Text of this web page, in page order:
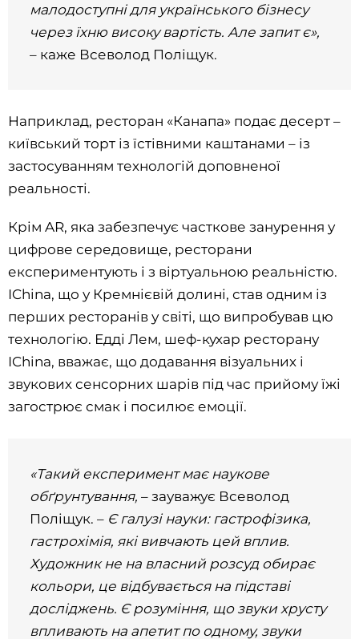
малодоступні для українського бізнесу
через їхню високу вартість. Але запит є»,
– каже Всеволод Поліщук.
Наприклад, ресторан «Канапа» подає десерт –
київський торт із їстівними каштанами – із
застосуванням технологій доповненої
реальності.
Крім AR, яка забезпечує часткове занурення у
цифрове середовище, ресторани
експериментують і з віртуальною реальністю.
IChina, що у Кремнієвій долині, став одним із
перших ресторанів у світі, що випробував цю
технологію. Едді Лем, шеф-кухар ресторану
IChina, вважає, що додавання візуальних і
звукових сенсорних шарів під час прийому їжі
загострює смак і посилює емоції.
«Такий експеримент має наукове
обґрунтування, – зауважує Всеволод
Поліщук. – Є галузі науки: гастрофізика,
гастрохімія, які вивчають цей вплив.
Художник не на власний розсуд обирає
кольори, це відбувається на підставі
досліджень. Є розуміння, що звуки хрусту
впливають на апетит по одному, звуки